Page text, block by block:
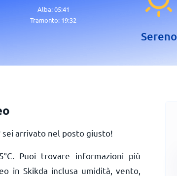
Alba:05:41
Tramonto: 19:32
Sereno
arrivato nel posto giusto!
°C . Puoi trovare informazioni più
in Skikda inclusa umidità, vento,